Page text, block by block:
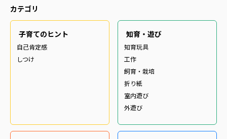
カテゴリ
子育てのヒント
自己肯定感
しつけ
知育・遊び
知育玩具
工作
飼育・栽培
折り紙
室内遊び
外遊び